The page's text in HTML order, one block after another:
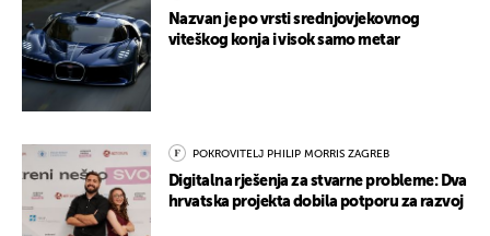
Nazvan je po vrsti srednjovjekovnog
viteškog konja i visok samo metar
POKROVITELJ PHILIP MORRIS ZAGREB
Digitalna rješenja za stvarne probleme: Dva
hrvatska projekta dobila potporu za razvoj